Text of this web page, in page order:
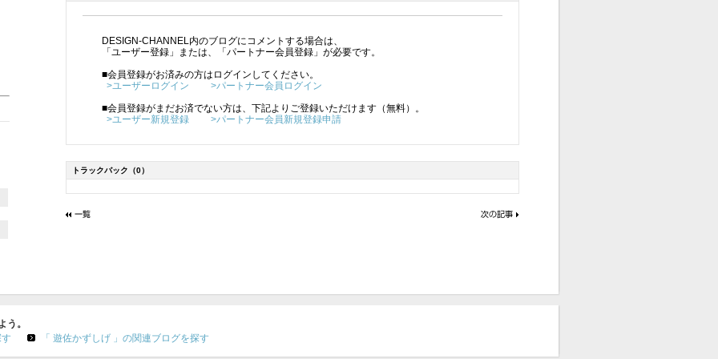
DESIGN-CHANNEL内のブログにコメントする場合は、
「ユーザー登録」または、「パートナー会員登録」が必要です。
■会員登録がお済みの方はログインしてください。
>ユーザーログイン
>パートナー会員ログイン
■会員登録がまだお済でない方は、下記よりご登録いただけます（無料）。
>ユーザー新規登録
>パートナー会員新規登録申請
トラックバック （0）
う。
「 遊佐かずしげ 」の関連ブログを探す